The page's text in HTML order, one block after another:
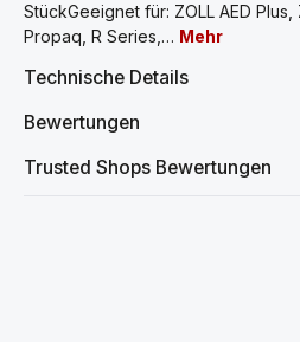
StückGeeignet für: ZOLL AED Plus,
Propaq, R Series,… Mehr
Technische Details
Bewertungen
Trusted Shops Bewertungen